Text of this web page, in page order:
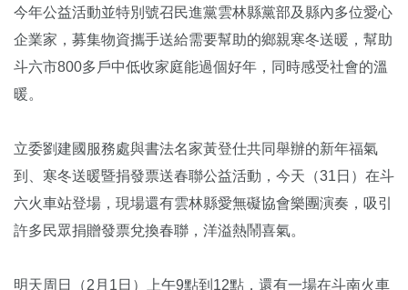
今年公益活動並特別號召民進黨雲林縣黨部及縣內多位愛心
企業家，募集物資攜手送給需要幫助的鄉親寒冬送暖，幫助
斗六市800多戶中低收家庭能過個好年，同時感受社會的溫
暖。
立委劉建國服務處與書法名家黃登仕共同舉辦的新年福氣
到、寒冬送暖暨捐發票送春聯公益活動，今天（31日）在斗
六火車站登場，現場還有雲林縣愛無礙協會樂團演奏，吸引
許多民眾捐贈發票兌換春聯，洋溢熱鬧喜氣。
明天周日（2月1日）上午9點到12點，還有一場在斗南火車